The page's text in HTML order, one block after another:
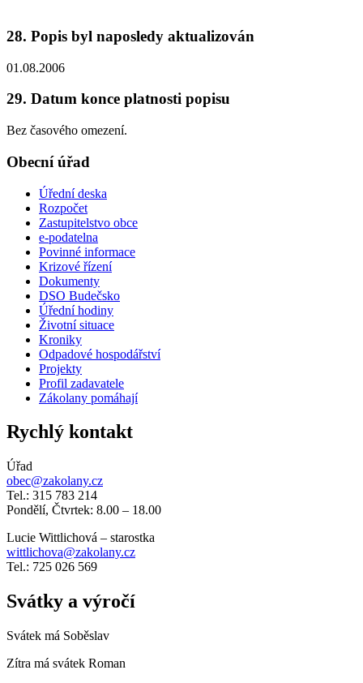
28. Popis byl naposledy aktualizován
01.08.2006
29. Datum konce platnosti popisu
Bez časového omezení.
Obecní úřad
Úřední deska
Rozpočet
Zastupitelstvo obce
e-podatelna
Povinné informace
Krizové řízení
Dokumenty
DSO Budečsko
Úřední hodiny
Životní situace
Kroniky
Odpadové hospodářství
Projekty
Profil zadavatele
Zákolany pomáhají
Rychlý kontakt
Úřad
obec@zakolany.cz
Tel.: 315 783 214
Pondělí, Čtvrtek: 8.00 – 18.00
Lucie Wittlichová – starostka
wittlichova@zakolany.cz
Tel.: 725 026 569
Svátky a výročí
Svátek má Soběslav
Zítra má svátek Roman